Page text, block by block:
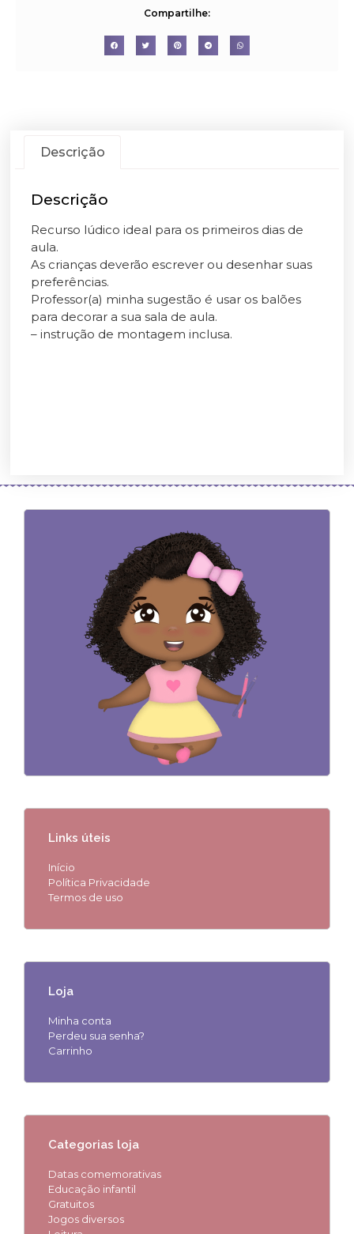
Compartilhe:
Descrição
Descrição
Recurso lúdico ideal para os primeiros dias de
aula.
As crianças deverão escrever ou desenhar suas
preferências.
Professor(a) minha sugestão é usar os balões
para decorar a sua sala de aula.
– instrução de montagem inclusa.
Links úteis
Início
Política Privacidade
Termos de uso
Loja
Minha conta
Perdeu sua senha?
Carrinho
Categorias loja
Datas comemorativas
Educação infantil
Gratuitos
Jogos diversos